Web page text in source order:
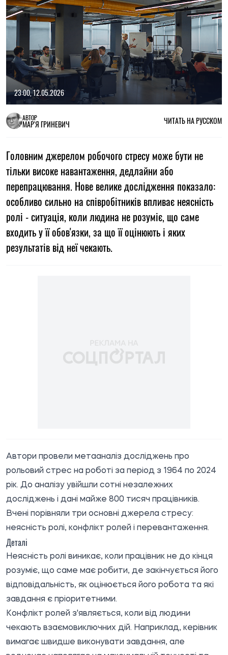
23:00, 12.05.2026
АВТОР
МАР'Я ГРИНЕВИЧ ЧИТАТЬ НА РУССКОМ
Головним джерелом робочого стресу може бути не
тільки високе навантаження, дедлайни або
перепрацювання. Нове велике дослідження показало:
особливо сильно на співробітників впливає неясність
ролі - ситуація, коли людина не розуміє, що саме
входить у її обов'язки, за що її оцінюють і яких
результатів від неї чекають.
Автори провели метааналіз досліджень про
рольовий стрес на роботі за період з 1964 по 2024
рік. До аналізу увійшли сотні незалежних
досліджень і дані майже 800 тисяч працівників.
Вчені порівняли три основні джерела стресу:
неясність ролі, конфлікт ролей і перевантаження.
Деталі
Неясність ролі виникає, коли працівник не до кінця
розуміє, що саме має робити, де закінчується його
відповідальність, як оцінюється його робота та які
завдання є пріоритетними.
Конфлікт ролей з'являється, коли від людини
чекають взаємовиключних дій. Наприклад, керівник
вимагає швидше виконувати завдання, але